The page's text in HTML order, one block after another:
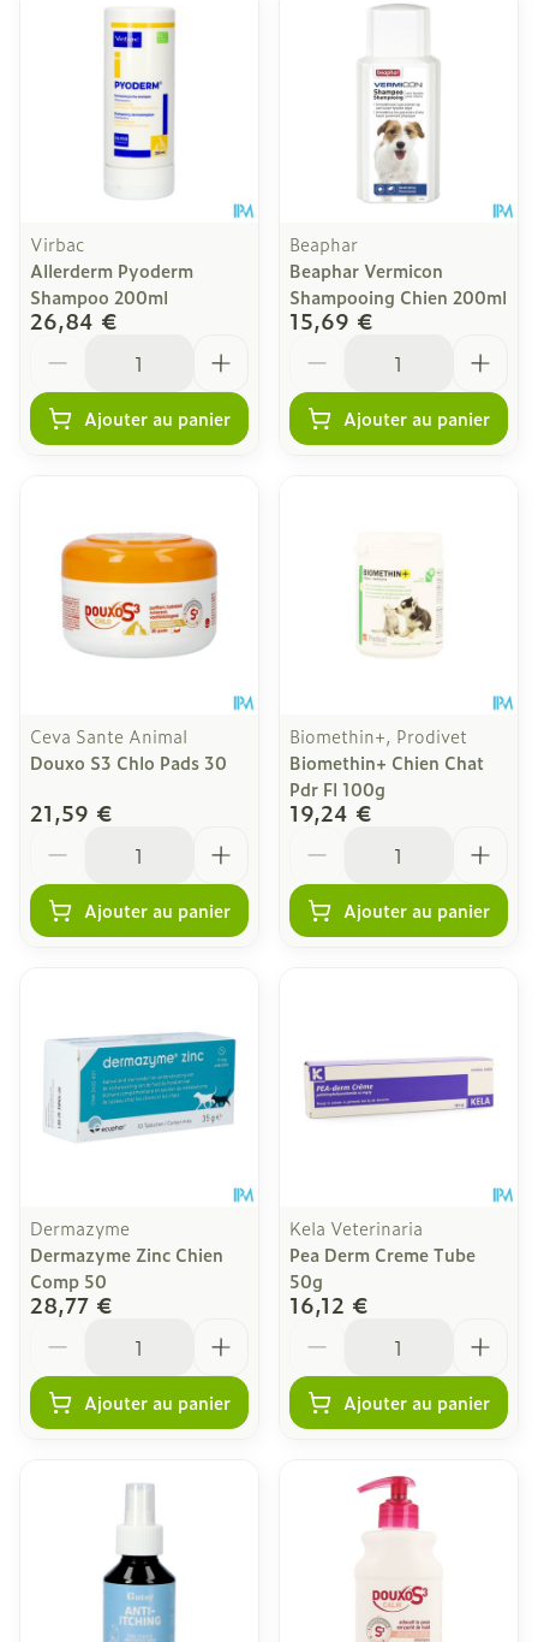
Virbac
Allerderm Pyoderm
Shampoo 200ml
26,84 €
Ajouter au panier
Beaphar
Beaphar Vermicon
Shampooing Chien 200ml
15,69 €
Ajouter au panier
Ceva Sante Animal
Douxo S3 Chlo Pads 30
21,59 €
Ajouter au panier
Biomethin+, Prodivet
Biomethin+ Chien Chat
Pdr Fl 100g
19,24 €
Ajouter au panier
Dermazyme
Dermazyme Zinc Chien
Comp 50
28,77 €
Ajouter au panier
Kela Veterinaria
Pea Derm Creme Tube
50g
16,12 €
Ajouter au panier